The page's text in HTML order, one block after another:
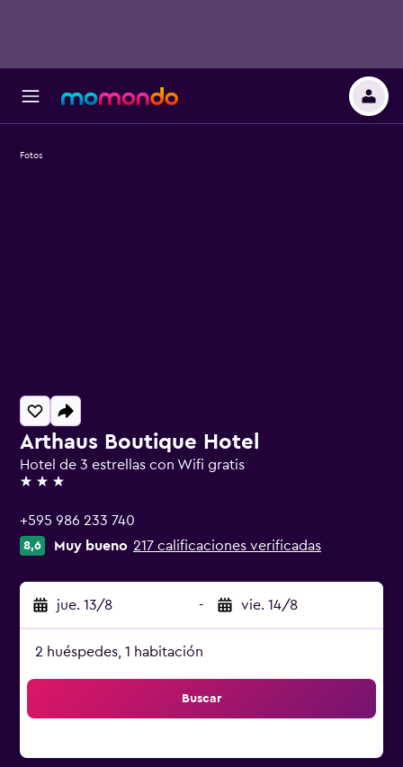
Arthaus Boutique Hotel
Hotel de 3 estrellas con Wifi gratis
3 estrellas
+595 986 233 740
8,6 Muy bueno 217 calificaciones verificadas
jue. 13/8 - vie. 14/8
2 huéspedes, 1 habitación
Buscar
Fotos